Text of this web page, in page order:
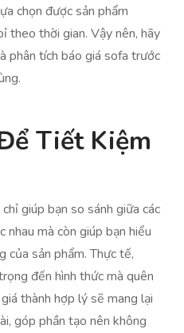
chọn được sản phẩm
theo thời gian. Vậy nên, hãy
phân tích báo giá sofa trước
Tiết Kiệm
giúp bạn so sánh giữa các
nhau mà còn giúp bạn hiểu
của sản phẩm. Thực tế,
đến hình thức mà quên
thành hợp lý sẽ mang lại
góp phần tạo nên không